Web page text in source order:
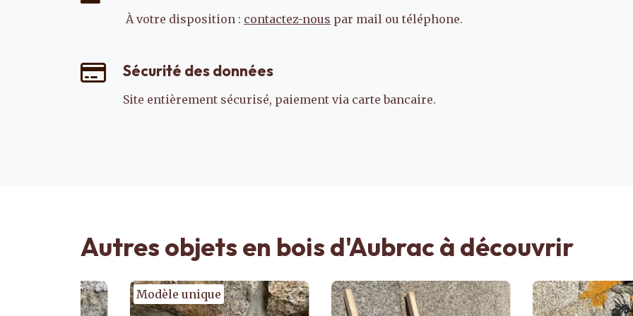
À votre disposition : contactez-nous par mail ou téléphone.
Sécurité des données
Site entièrement sécurisé, paiement via carte bancaire.
Autres objets en bois d'Aubrac à découvrir
Modèle unique